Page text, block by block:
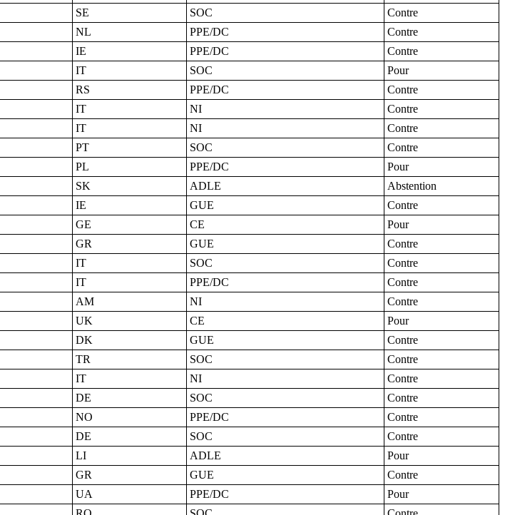
SE SOC
Contre
NL PPE/DC
Contre
IE PPE/DC
Contre
IT SOC
Pour
RS PPE/DC
Contre
IT NI
Contre
IT NI
Contre
PT SOC
Contre
PL PPE/DC
Pour
SK ADLE
Abstention
IE GUE
Contre
GE CE
Pour
GR GUE
Contre
IT SOC
Contre
IT PPE/DC
Contre
AM NI
Contre
UK CE
Pour
DK GUE
Contre
TR SOC
Contre
IT NI
Contre
DE SOC
Contre
NO PPE/DC
Contre
DE SOC
Contre
LI ADLE
Pour
GR GUE
Contre
UA PPE/DC
Pour